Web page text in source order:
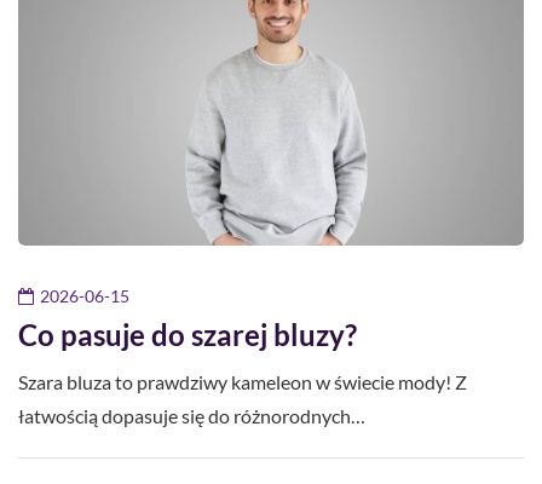
2026-06-15
Co pasuje do szarej bluzy?
Szara bluza to prawdziwy kameleon w świecie mody! Z
łatwością dopasuje się do różnorodnych…